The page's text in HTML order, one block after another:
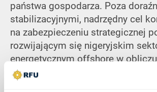
państwa gospodarza. Poza
stabilizacyjnymi, nadrzędny cel
na zabezpieczeniu strategicznej
rozwijającym się nigeryjskim
energetycznym offshore w
zakłóceń w dostawach.
jednak ryzyko poważnych napięć,